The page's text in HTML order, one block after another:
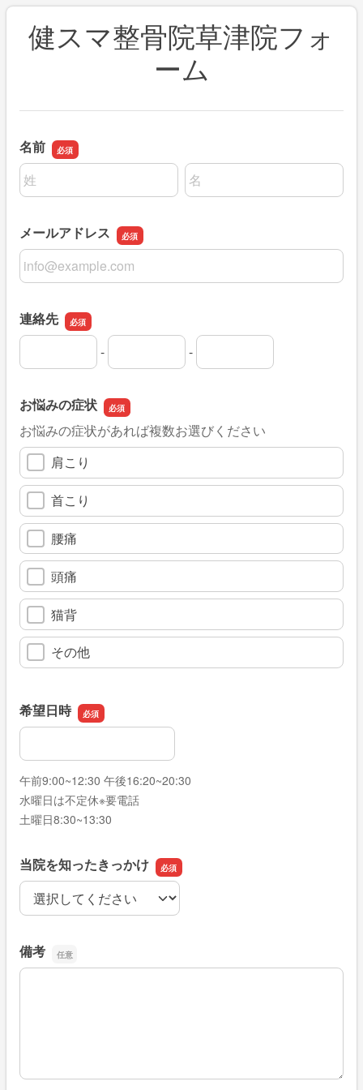
健スマ整骨院草津院フォ
ーム
名前
名前の姓
名前の名
メールアドレス
メールアドレス
連絡先
連絡先の市外局番
-
連絡先の市内局番 -
連絡先の加入者番号
お悩みの症状
お悩みの症状があれば複数お選びください
肩こり
首こり
腰痛
頭痛
猫背
その他
希望日時
希望日時
午前9:00~12:30 午後16:20~20:30
水曜日は不定休※要電話
土曜日8:30~13:30
当院を知ったきっかけ
当院を知ったきっかけ
備考
備考